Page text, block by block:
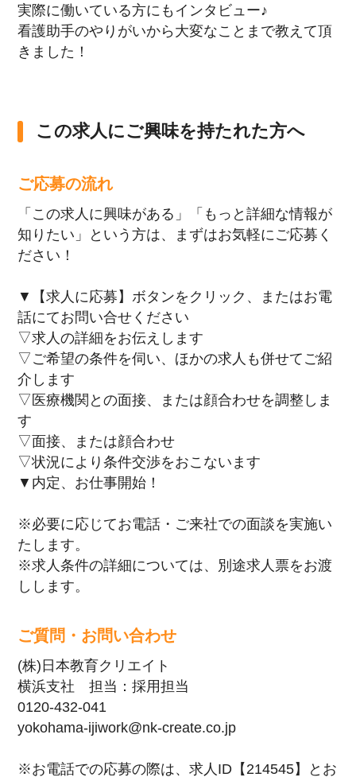
実際に働いている方にもインタビュー♪
看護助手のやりがいから大変なことまで教えて頂
きました！
この求人にご興味を持たれた方へ
ご応募の流れ
「この求人に興味がある」「もっと詳細な情報が
知りたい」という方は、まずはお気軽にご応募く
ださい！
▼【求人に応募】ボタンをクリック、またはお電
話にてお問い合せください
▽求人の詳細をお伝えします
▽ご希望の条件を伺い、ほかの求人も併せてご紹
介します
▽医療機関との面接、または顔合わせを調整しま
す
▽面接、または顔合わせ
▽状況により条件交渉をおこないます
▼内定、お仕事開始！
※必要に応じてお電話・ご来社での面談を実施い
たします。
※求人条件の詳細については、別途求人票をお渡
しします。
ご質問・お問い合わせ
(株)日本教育クリエイト
横浜支社 担当：採用担当
0120-432-041
yokohama-ijiwork@nk-create.co.jp
※お電話での応募の際は、求人ID【214545】とお